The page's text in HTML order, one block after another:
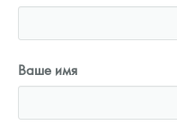
Ваше имя